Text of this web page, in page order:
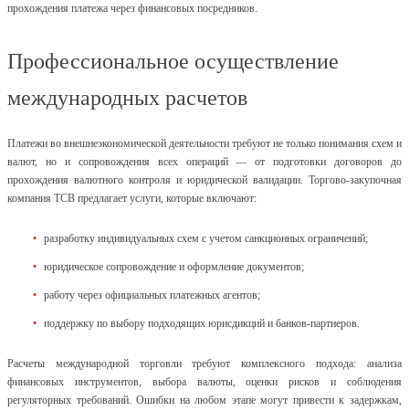
прохождения платежа через финансовых посредников.
Профессиональное осуществление
международных расчетов
Платежи во внешнеэкономической деятельности требуют не только понимания схем и
валют, но и сопровождения всех операций — от подготовки договоров до
прохождения валютного контроля и юридической валидации. Торгово-закупочная
компания ТСВ предлагает услуги, которые включают:
разработку индивидуальных схем с учетом санкционных ограничений;
юридическое сопровождение и оформление документов;
работу через официальных платежных агентов;
поддержку по выбору подходящих юрисдикций и банков-партнеров.
Расчеты международной торговли требуют комплексного подхода: анализа
финансовых инструментов, выбора валюты, оценки рисков и соблюдения
регуляторных требований. Ошибки на любом этапе могут привести к задержкам,